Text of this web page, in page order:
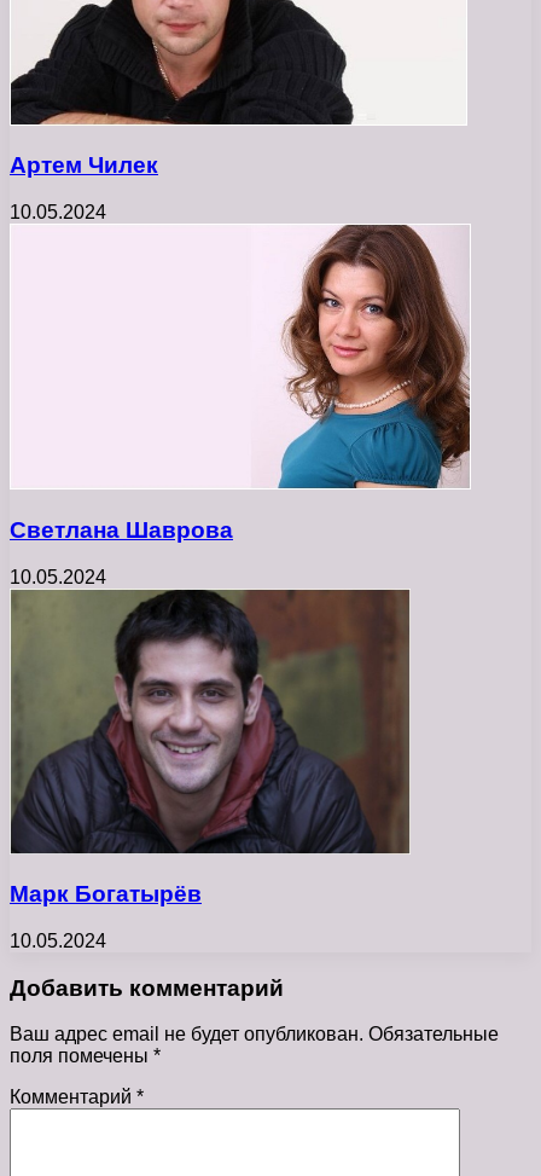
Артем Чилек
10.05.2024
Светлана Шаврова
10.05.2024
Марк Богатырёв
10.05.2024
Добавить комментарий
Ваш адрес email не будет опубликован. Обязательные
поля помечены *
Комментарий *